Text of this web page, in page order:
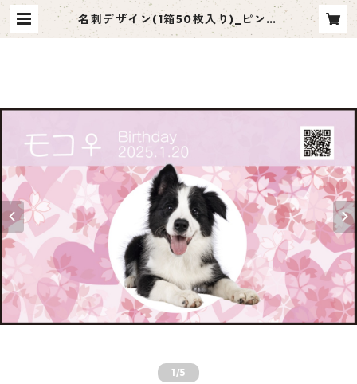
名刺デザイン(1箱50枚入り)_ピンク
_P001 | ペット名刺 moco me
1/5